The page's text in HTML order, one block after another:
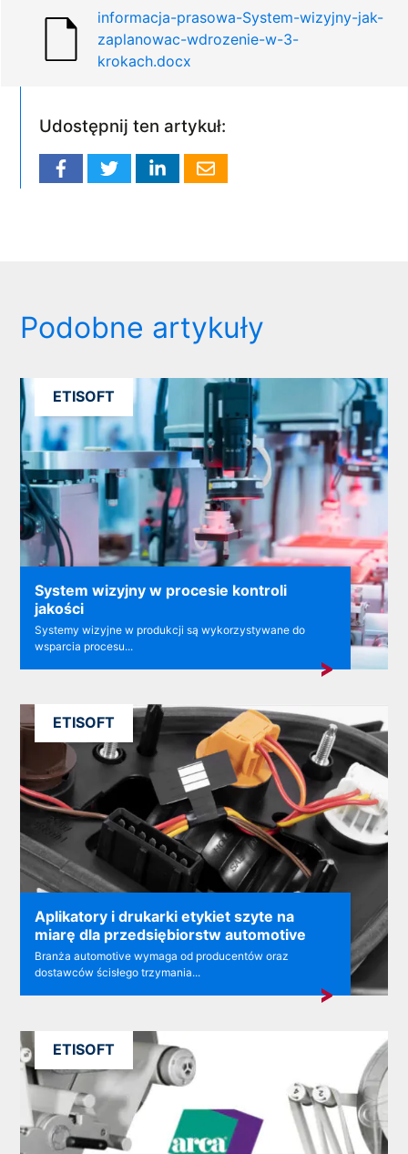
informacja-prasowa-System-wizyjny-jak-
zaplanowac-wdrozenie-w-3-
krokach.docx
Udostępnij ten artykuł:
Podobne artykuły
System wizyjny w procesie kontroli
jakości
Systemy wizyjne w produkcji są wykorzystywane do
wsparcia procesu...
ETISOFT
Aplikatory i drukarki etykiet szyte na
miarę dla przedsiębiorstw automotive
Branża automotive wymaga od producentów oraz
dostawców ścisłego trzymania...
ETISOFT
ETISOFT